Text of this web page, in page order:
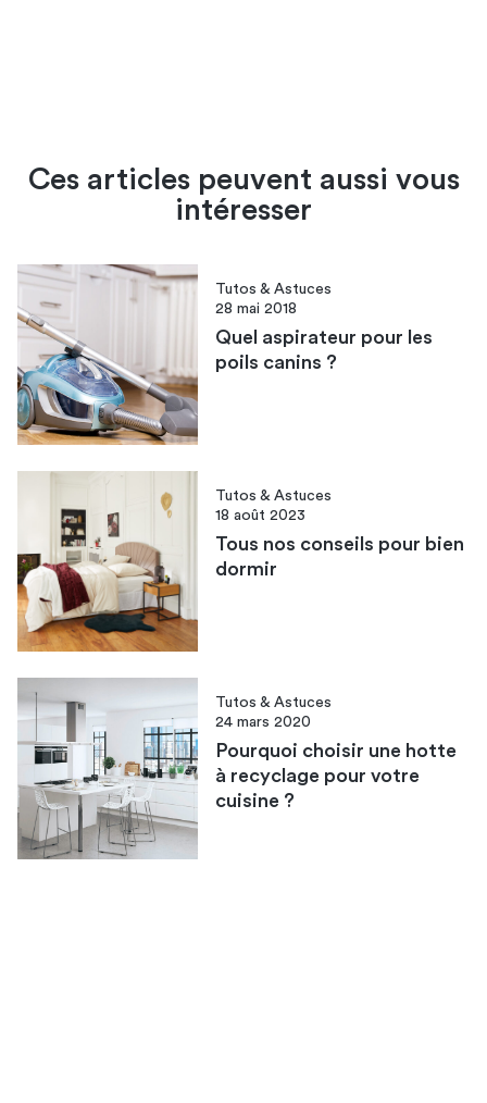
Ces articles peuvent aussi vous
intéresser
Tutos & Astuces
28 mai 2018
Quel aspirateur pour les
poils canins ?
Tutos & Astuces
18 août 2023
Tous nos conseils pour bien
dormir
Tutos & Astuces
24 mars 2020
Pourquoi choisir une hotte
à recyclage pour votre
cuisine ?